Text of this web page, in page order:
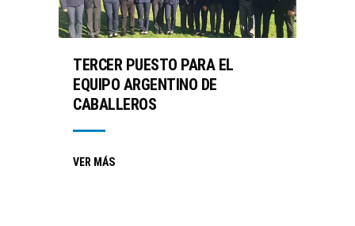
TERCER PUESTO PARA EL
EQUIPO ARGENTINO DE
CABALLEROS
VER MÁS